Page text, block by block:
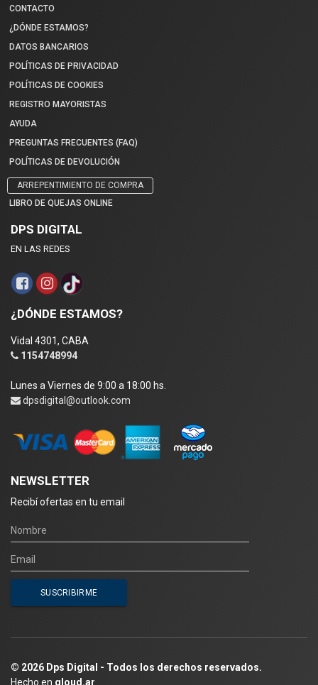
CONTACTO
¿DÓNDE ESTAMOS?
DATOS BANCARIOS
POLÍTICAS DE PRIVACIDAD
POLÍTICAS DE COOKIES
REGISTRO MAYORISTAS
AYUDA
PREGUNTAS FRECUENTES (FAQ)
POLÍTICAS DE DEVOLUCIÓN
ARREPENTIMIENTO DE COMPRA
LIBRO DE QUEJAS ONLINE
DPS DIGITAL
EN LAS REDES
¿DÓNDE ESTAMOS?
Vidal 4301, CABA
1154748994
Lunes a Viernes de 9:00 a 18:00 hs.
dpsdigital@outlook.com
NEWSLETTER
Recibí ofertas en tu email
© 2026 Dps Digital - Todos los derechos reservados.
Hecho en qloud.ar